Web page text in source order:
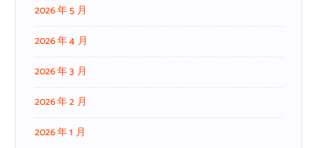
2026 年 5 月
2026 年 4 月
2026 年 3 月
2026 年 2 月
2026 年 1 月